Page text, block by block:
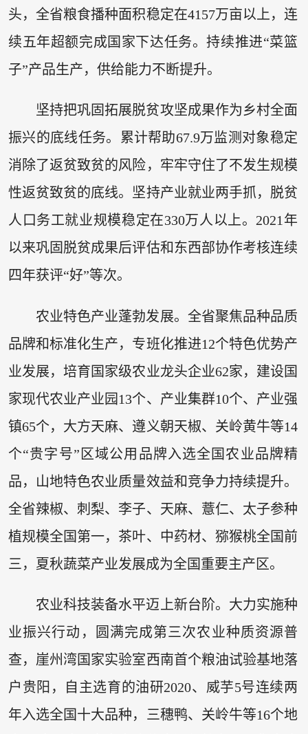
头，全省粮食播种面积稳定在4157万亩以上，连
续五年超额完成国家下达任务。持续推进“菜篮
子”产品生产，供给能力不断提升。
坚持把巩固拓展脱贫攻坚成果作为乡村全面
振兴的底线任务。累计帮助67.9万监测对象稳定
消除了返贫致贫的风险，牢牢守住了不发生规模
性返贫致贫的底线。坚持产业就业两手抓，脱贫
人口务工就业规模稳定在330万人以上。2021年
以来巩固脱贫成果后评估和东西部协作考核连续
四年获评“好”等次。
农业特色产业蓬勃发展。全省聚焦品种品质
品牌和标准化生产，专班化推进12个特色优势产
业发展，培育国家级农业龙头企业62家，建设国
家现代农业产业园13个、产业集群10个、产业强
镇65个，大方天麻、遵义朝天椒、关岭黄牛等14
个“贵字号”区域公用品牌入选全国农业品牌精
品，山地特色农业质量效益和竞争力持续提升。
全省辣椒、刺梨、李子、天麻、薏仁、太子参种
植规模全国第一，茶叶、中药材、猕猴桃全国前
三，夏秋蔬菜产业发展成为全国重要主产区。
农业科技装备水平迈上新台阶。大力实施种
业振兴行动，圆满完成第三次农业种质资源普
查，崖州湾国家实验室西南首个粮油试验基地落
户贵阳，自主选育的油研2020、威芋5号连续两
年入选全国十大品种，三穗鸭、关岭牛等16个地